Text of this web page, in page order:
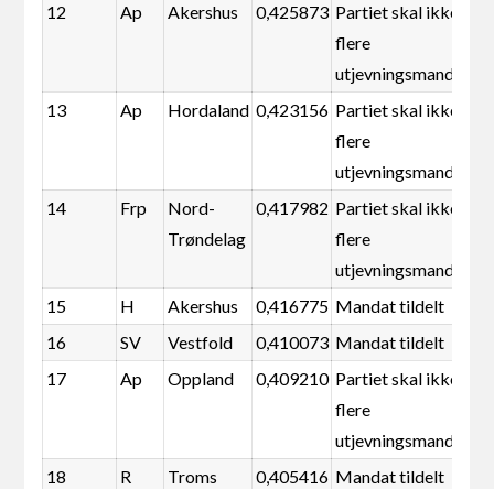
12 Ap Akershus 0,425873 Partiet skal ikke ha
flere
utjevningsmandater
13
Ap Hordaland 0,423156 Partiet skal ikke ha
flere
utjevningsmandater
14
Frp
Nord-
Trøndelag
0,417982 Partiet skal ikke ha
flere
utjevningsmandater
15
H Akershus 0,416775 Mandat tildelt
16
SV Vestfold 0,410073 Mandat tildelt
17
Ap Oppland 0,409210 Partiet skal ikke ha
flere
utjevningsmandater
18
R Troms 0,405416 Mandat tildelt